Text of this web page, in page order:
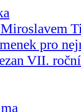
pro
VII.